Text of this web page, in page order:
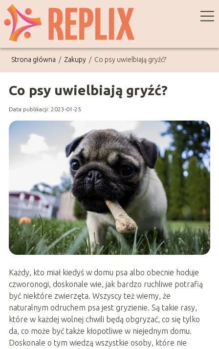
Strona główna / Zakupy / Co psy uwielbiają gryźć?
Co psy uwielbiają gryźć?
Data publikacji: 2023-01-25
Każdy, kto miał kiedyś w domu psa albo obecnie hoduje
czworonogi, doskonale wie, jak bardzo ruchliwe potrafią
być niektóre zwierzęta. Wszyscy też wiemy, że
naturalnym odruchem psa jest gryzienie. Są takie rasy,
które w każdej wolnej chwili będą obgryzać, co się tylko
da, co może być także kłopotliwe w niejednym domu.
Doskonale o tym wiedzą wszystkie osoby, które nie